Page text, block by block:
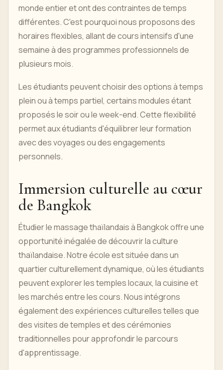
monde entier et ont des contraintes de temps
différentes. C'est pourquoi nous proposons des
horaires flexibles, allant de cours intensifs d'une
semaine à des programmes professionnels de
plusieurs mois.
Les étudiants peuvent choisir des options à temps
plein ou à temps partiel, certains modules étant
proposés le soir ou le week-end. Cette flexibilité
permet aux étudiants d'équilibrer leur formation
avec des voyages ou des engagements
personnels.
Immersion culturelle au cœur
de Bangkok
Étudier le massage thaïlandais à Bangkok offre une
opportunité inégalée de découvrir la culture
thaïlandaise. Notre école est située dans un
quartier culturellement dynamique, où les étudiants
peuvent explorer les temples locaux, la cuisine et
les marchés entre les cours. Nous intégrons
également des expériences culturelles telles que
des visites de temples et des cérémonies
traditionnelles pour approfondir le parcours
d'apprentissage.